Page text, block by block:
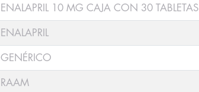
ENALAPRIL 10 MG CAJA CON 30 TABLETAS
ENALAPRIL
GENÉRICO
RAAM